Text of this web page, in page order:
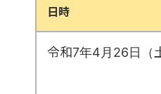
日時
令和7年4月26日（